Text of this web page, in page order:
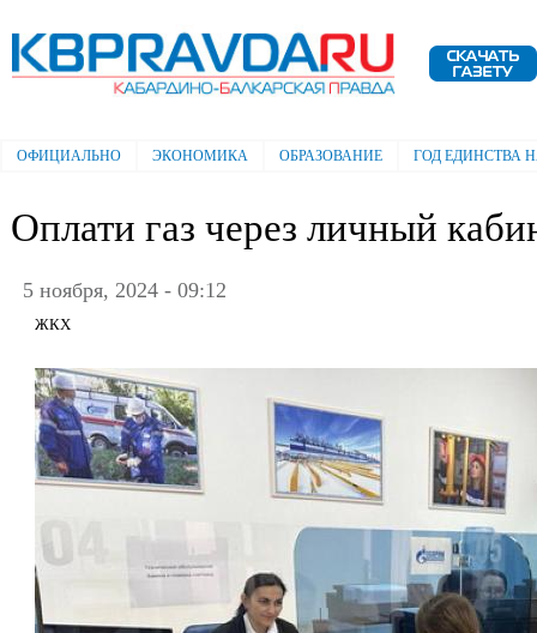
Электронная газета "Кабардино-
Балкарская правда"
Главное меню
ОФИЦИАЛЬНО ЭКОНОМИКА ОБРАЗОВАНИЕ ГОД ЕДИНСТВА
Оплати газ через личный
5 ноября, 2024 - 09:12
ЖКХ